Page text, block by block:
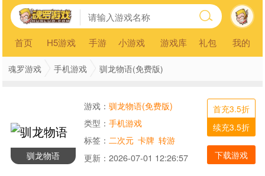
首页 H5游戏 手游 小游戏 游戏库 礼包 我的
魂罗游戏 手机游戏 驯龙物语(免费版)
驯龙物语
游戏： 驯龙物语(免费版)
类型： 手机游戏
标签： 二次元 卡牌 转游
更新： 2026-07-01 12:26:57
首充3.5折
续充3.5折
下载游戏